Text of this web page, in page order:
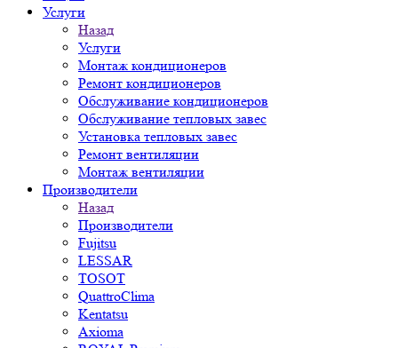
Услуги
Назад
Услуги
Монтаж кондиционеров
Ремонт кондиционеров
Обслуживание кондиционеров
Обслуживание тепловых завес
Установка тепловых завес
Ремонт вентиляции
Монтаж вентиляции
Производители
Назад
Производители
Fujitsu
LESSAR
TOSOT
QuattroClima
Kentatsu
Axioma